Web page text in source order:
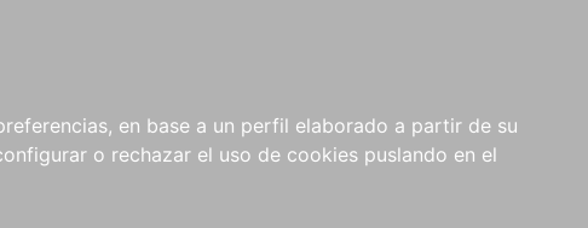
en base a un perfil elaborado a partir de su
o rechazar el uso de cookies puslando en el
NOVEDADES NOTICIAS
COMPRAS
INSTITUCIONALES